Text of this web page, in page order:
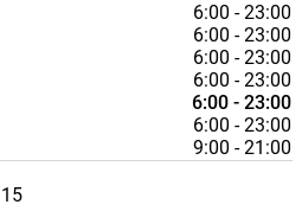
6:00 - 23:00
6:00 - 23:00
6:00 - 23:00
6:00 - 23:00
6:00 - 23:00
6:00 - 23:00
9:00 - 21:00